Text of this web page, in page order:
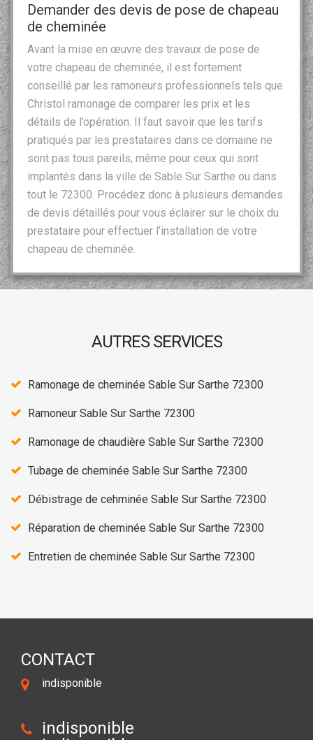
Demander des devis de pose de chapeau
de cheminée
Avant la mise en œuvre des travaux de pose de
votre chapeau de cheminée, il est fortement
conseillé par les ramoneurs professionnels tels que
Christol ramonage de comparer les prix et les
détails de l’opération. Il faut savoir que les tarifs
pratiqués par les prestataires dans ce domaine ne
sont pas tous pareils, même pour ceux qui sont
implantés dans la ville de Sable Sur Sarthe ou dans
tout le 72300. Procédez donc à plusieurs demandes
de devis détaillés pour vous éclairer sur le choix du
prestataire pour effectuer l’installation de votre
chapeau de cheminée.
AUTRES SERVICES
Ramonage de cheminée Sable Sur Sarthe 72300
Ramoneur Sable Sur Sarthe 72300
Ramonage de chaudière Sable Sur Sarthe 72300
Tubage de cheminée Sable Sur Sarthe 72300
Débistrage de cehminée Sable Sur Sarthe 72300
Réparation de cheminée Sable Sur Sarthe 72300
Entretien de cheminée Sable Sur Sarthe 72300
CONTACT
indisponible
indisponible